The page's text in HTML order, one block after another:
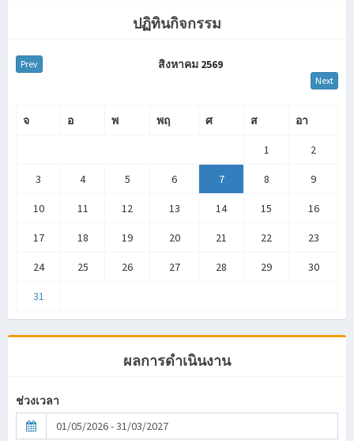
ปฏิทินกิจกรรม
Prev สิงหาคม 2569
Next
จ อ พ พฤ ศ ส อา
1 2
3 4 5 6 7 8 9
10 11 12 13 14 15 16
17 18 19 20 21 22 23
24 25 26 27 28 29 30
31
ผลการดำเนินงาน
ช่วงเวลา